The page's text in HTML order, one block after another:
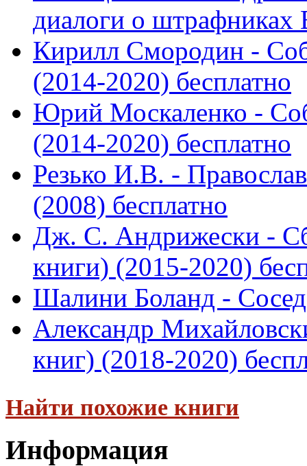
диалоги о штрафниках
Кирилл Смородин -
(2014-2020) бесплатно
Юрий Москаленко -
(2014-2020) бесплатно
Резько И.В. -
(2008) бесплатно
Дж. С. Андрижески -
книги) (2015-2020)
Шалини Боланд -
Александр
книг) (2018-2020)
Найти похожие книги
Информация